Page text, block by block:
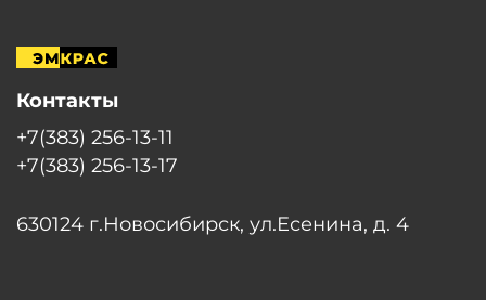
Контакты
+7(383) 256-13-11
+7(383) 256-13-17
630124 г.Новосибирск, ул.Есенина, д. 4